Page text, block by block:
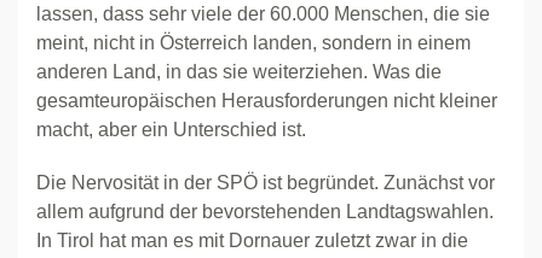
lassen, dass sehr viele der 60.000 Menschen, die sie
meint, nicht in Österreich landen, sondern in einem
anderen Land, in das sie weiterziehen. Was die
gesamteuropäischen Herausforderungen nicht kleiner
macht, aber ein Unterschied ist.
Die Nervosität in der SPÖ ist begründet. Zunächst vor
allem aufgrund der bevorstehenden Landtagswahlen.
In Tirol hat man es mit Dornauer zuletzt zwar in die